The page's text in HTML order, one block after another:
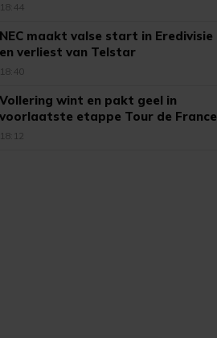
18:44
NEC maakt valse start in Eredivisie
en verliest van Telstar
18:40
Vollering wint en pakt geel in
voorlaatste etappe Tour de France
18:12